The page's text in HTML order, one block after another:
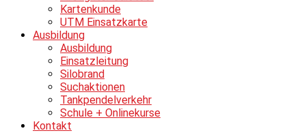
Kartenkunde
UTM Einsatzkarte
Ausbildung
Ausbildung
Einsatzleitung
Silobrand
Suchaktionen
Tankpendelverkehr
Schule + Onlinekurse
Kontakt